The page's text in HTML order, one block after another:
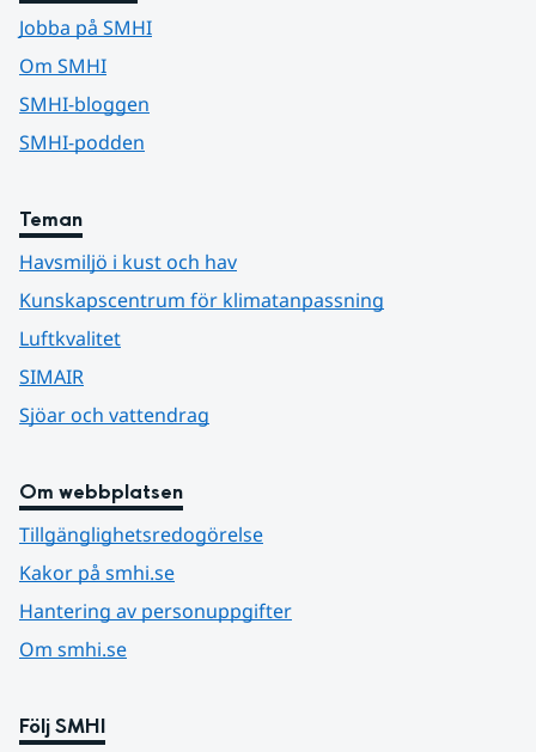
Jobba på SMHI
Om SMHI
SMHI-bloggen
SMHI-podden
Teman
Havsmiljö i kust och hav
Kunskapscentrum för klimatanpassning
Luftkvalitet
SIMAIR
Sjöar och vattendrag
Om webbplatsen
Tillgänglighetsredogörelse
Kakor på smhi.se
Hantering av personuppgifter
Om smhi.se
Följ SMHI